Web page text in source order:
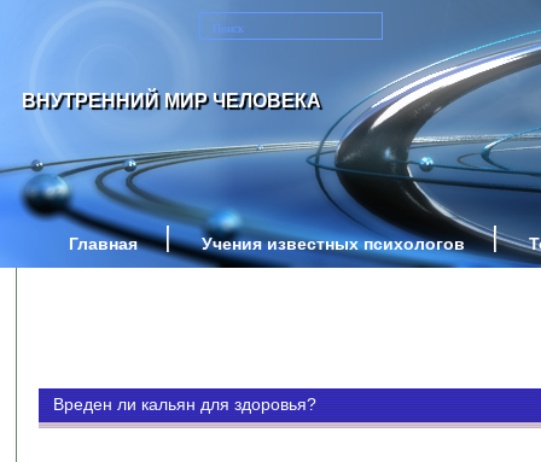
ВНУТРЕННИЙ МИР ЧЕЛОВЕКА
Главная Учения известных психологов
Вреден ли кальян для здоровья?